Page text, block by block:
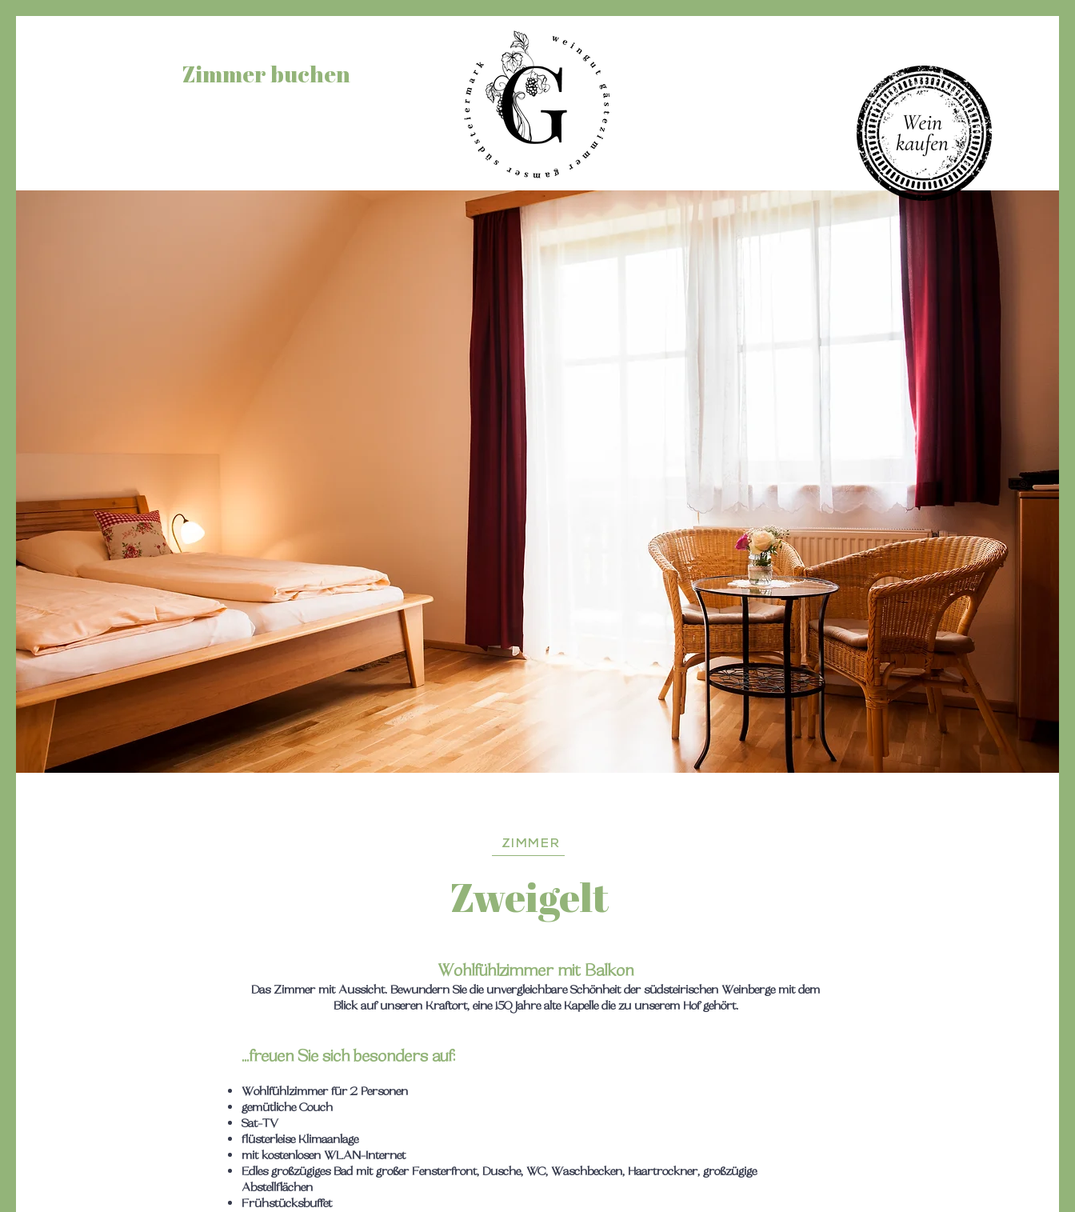
Zimmer buchen
ZIMMER
Zweigelt
Wohlfühlzimmer mit Balkon
Das Zimmer mit Aussicht. Bewundern Sie die unvergleichbare Schönheit der südsteirischen Weinberge mit dem
Blick auf unseren Kraftort, eine 150 Jahre alte Kapelle die zu unserem Hof gehört.
...freuen Sie sich besonders auf:
Wohlfühlzimmer für 2 Personen
gemütliche Couch
Sat-TV
flüsterleise Klimaanlage
mit kostenlosen WLAN-Internet
Edles großzügiges Bad mit großer Fensterfront, Dusche, WC, Waschbecken, Haartrockner, großzügige
Abstellflächen
Frühstücksbuffet